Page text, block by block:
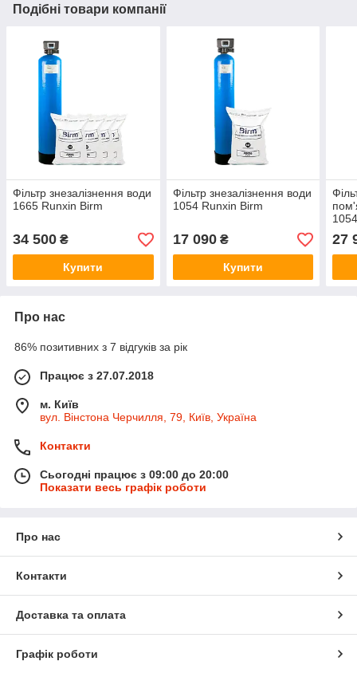
Подібні товари компанії
Фільтр знезалізнення води
1665 Runxin Birm
34 500 ₴
Купити
Фільтр знезалізнення води
1054 Runxin Birm
17 090₴
Купити
27
Про нас
86% позитивних з 7 відгуків за рік
Працює з 27.07.2018
м. Київ
вул. Вінстона Черчилля, 79, Київ, Україна
Контакти
Сьогодні працює з 09:00 до 20:00
Показати весь графік роботи
Про нас
Контакти
Доставка та оплата
Графік роботи